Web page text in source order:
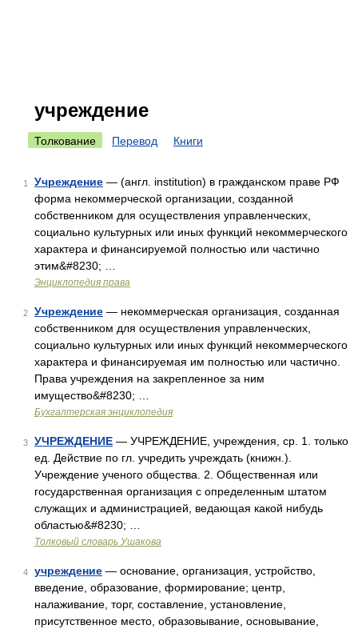
учреждение
Толкование Перевод Книги
1 Учреждение — (англ. institution) в гражданском праве РФ
форма некоммерческой организации, созданной
собственником для осуществления управленческих,
социально культурных или иных функций некоммерческого
характера и финансируемой полностью или частично
этим&#8230; …
Энциклопедия права
2 Учреждение — некоммерческая организация, созданная
собственником для осуществления управленческих,
социально культурных или иных функций некоммерческого
характера и финансируемая им полностью или частично.
Права учреждения на закрепленное за ним
имущество&#8230; …
Бухгалтерская энциклопедия
3 УЧРЕЖДЕНИЕ — УЧРЕЖДЕНИЕ, учреждения, ср. 1. только
ед. Действие по гл. учредить учреждать (книжн.).
Учреждение ученого общества. 2. Общественная или
государственная организация с определенным штатом
служащих и администрацией, ведающая какой нибудь
областью&#8230; …
Толковый словарь Ушакова
4 учреждение — основание, организация, устройство,
введение, образование, формирование; центр,
налаживание, торг, составление, установление,
присутственное место, образовывание, основывание,